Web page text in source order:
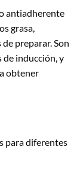
antiadherente
grasa,
preparar. Son
de inducción, y
obtener
para diferentes